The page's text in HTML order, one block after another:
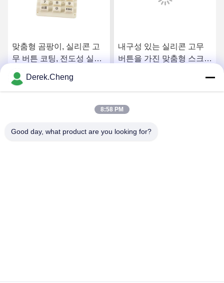
맞춤형 곰팡이, 실리콘 고
무 버튼 코팅, 전도성 실리
콘 고무 키보드, 방수
최상의 가격을 얻으세요
내구성 있는 실리콘 고무
버튼을 가진 맞춤형 스크린
최상의 가격을 얻으세요
Derek.Cheng
8:58 PM
Good day, what product are you looking for?